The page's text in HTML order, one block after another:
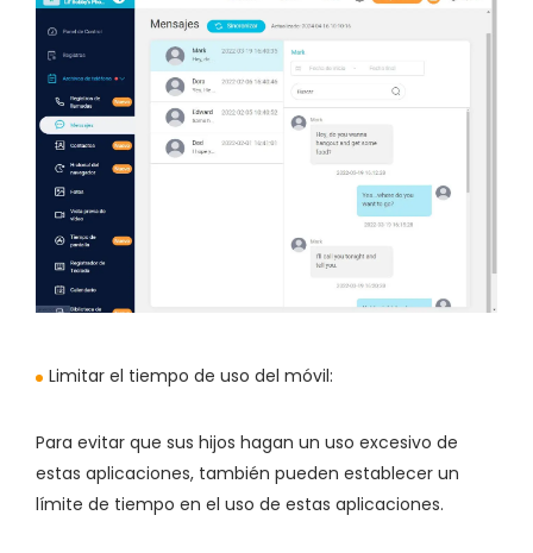
Limitar el tiempo de uso del móvil:
Para evitar que sus hijos hagan un uso excesivo de
estas aplicaciones, también pueden establecer un
límite de tiempo en el uso de estas aplicaciones.